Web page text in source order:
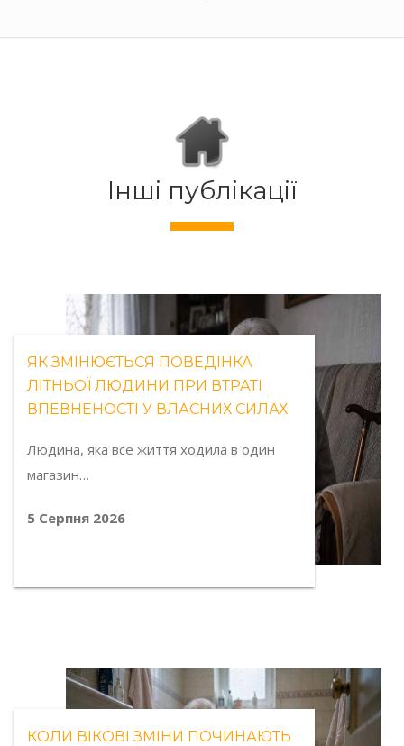
Інші публікації
ЯК ЗМІНЮЄТЬСЯ ПОВЕДІНКА
ЛІТНЬОЇ ЛЮДИНИ ПРИ ВТРАТІ
ВПЕВНЕНОСТІ У ВЛАСНИХ СИЛАХ
Людина, яка все життя ходила в один
магазин…
5 Серпня 2026
КОЛИ ВІКОВІ ЗМІНИ ПОЧИНАЮТЬ